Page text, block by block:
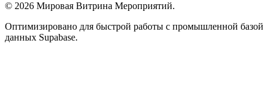
© 2026 Мировая Витрина Мероприятий.
Оптимизировано для быстрой работы с промышленной базой
данных Supabase.